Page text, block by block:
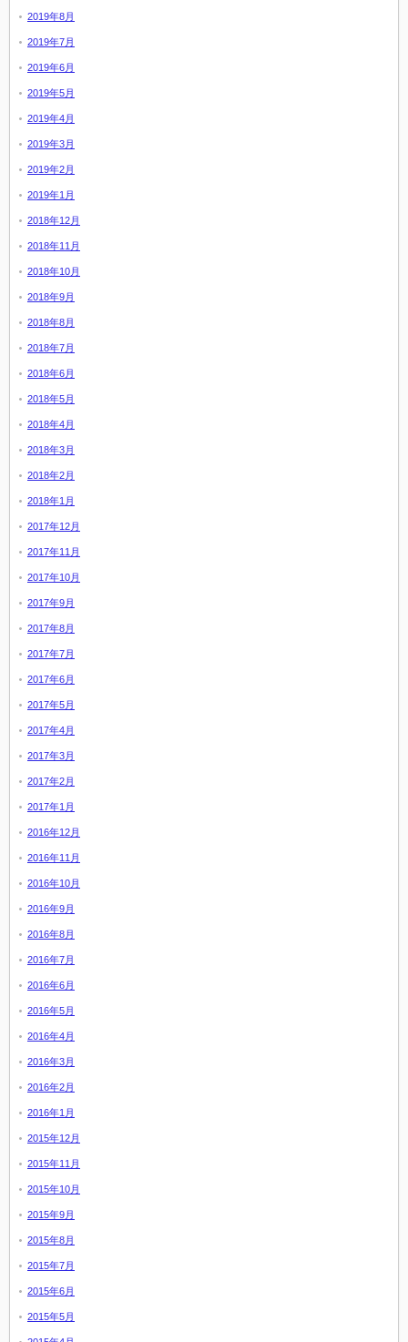
2019年8月
2019年7月
2019年6月
2019年5月
2019年4月
2019年3月
2019年2月
2019年1月
2018年12月
2018年11月
2018年10月
2018年9月
2018年8月
2018年7月
2018年6月
2018年5月
2018年4月
2018年3月
2018年2月
2018年1月
2017年12月
2017年11月
2017年10月
2017年9月
2017年8月
2017年7月
2017年6月
2017年5月
2017年4月
2017年3月
2017年2月
2017年1月
2016年12月
2016年11月
2016年10月
2016年9月
2016年8月
2016年7月
2016年6月
2016年5月
2016年4月
2016年3月
2016年2月
2016年1月
2015年12月
2015年11月
2015年10月
2015年9月
2015年8月
2015年7月
2015年6月
2015年5月